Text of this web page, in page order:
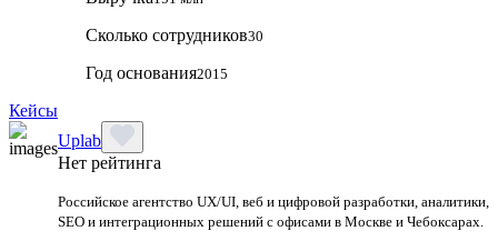
Сколько сотрудников30
Год основания2015
Кейсы
Uplab
Нет рейтинга
Российское агентство UX/UI, веб и цифровой разработки, аналитики,
SEO и интеграционных решений с офисами в Москве и Чебоксарах.